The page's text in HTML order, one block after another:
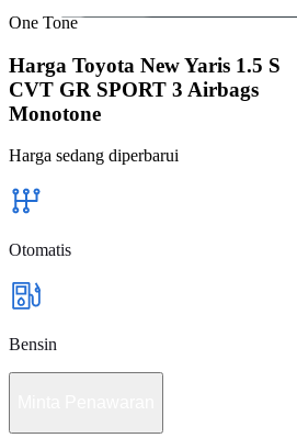
One Tone
Harga Toyota New Yaris 1.5 S
CVT GR SPORT 3 Airbags
Monotone
Harga sedang diperbarui
Otomatis
Bensin